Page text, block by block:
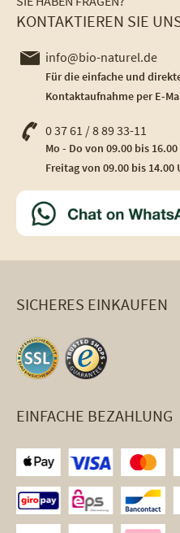
KONTAKTIEREN SIE
info@bio-naturel.de
Für die einfache und
Kontaktaufnahme per E-
0 37 61 / 8 89 33-11
Mo - Do von 09.00 bis
Freitag von 09.00 bis 14.00
SICHERES EINKAUFEN
EINFACHE BEZAHLUNG